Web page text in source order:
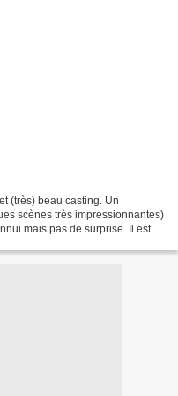
(très) beau casting. Un
scènes très impressionnantes)
mais pas de surprise. Il est